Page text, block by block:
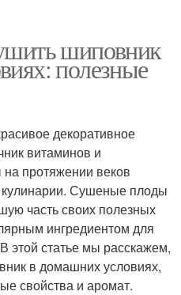
шиповник
полезные
декоративное
витаминов и
протяжении веков
Сушеные плоды
часть своих полезных
ингредиентом для
этой статье мы расскажем,
в домашних условиях,
свойства и аромат.